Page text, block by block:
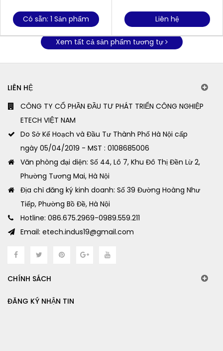
Có sẵn: 1 Sản phẩm Liên hệ
Xem tất cả sản phẩm tương tự
LIÊN HỆ
CÔNG TY CỔ PHẦN ĐẦU TƯ PHÁT TRIỂN CÔNG NGHIỆP
ETECH VIỆT NAM
Do Sở Kế Hoạch và Đầu Tư Thành Phố Hà Nội cấp
ngày 05/04/2019 - MST : 0108685006
Văn phòng đại diện: Số 44, Lô 7, Khu Đô Thị Đền Lừ 2,
Phường Tương Mai, Hà Nội
Địa chỉ đăng ký kinh doanh: Số 39 Đường Hoàng Như
Tiếp, Phường Bồ Đề, Hà Nội
Hotline: 086.675.2969-0989.559.211
Email: etech.indus19@gmail.com
CHÍNH SÁCH
ĐĂNG KÝ NHẬN TIN